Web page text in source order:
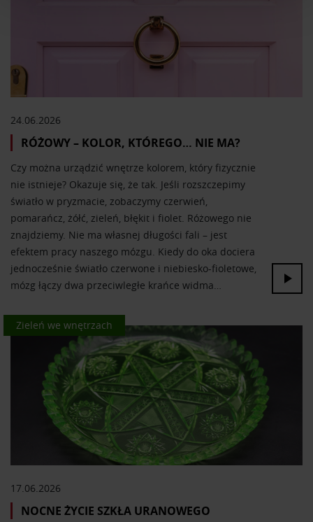
i reklam, aby oferować funkcje społecznościowe i
analizować ruch w naszej witrynie. Informacje o tym, jak
korzystasz z naszej witryny, udostępniamy partnerom
społecznościowym, reklamowym i analitycznym.
Partnerzy mogą połączyć te informacje z innymi danymi
otrzymanymi od Ciebie lub uzyskanymi podczas
korzystania z ich usług.
24.06.2026
RÓŻOWY – KOLOR, KTÓREGO… NIE MA?
Czy można urządzić wnętrze kolorem, który fizycznie
nie istnieje? Okazuje się, że tak. Jeśli rozszczepimy
światło w pryzmacie, zobaczymy czerwień,
pomarańcz, żółć, zieleń, błękit i fiolet. Różowego nie
znajdziemy. Nie ma własnej długości fali – jest
efektem pracy naszego mózgu. Kiedy do oka dociera
jednocześnie światło czerwone i niebiesko-fioletowe,
mózg łączy dwa przeciwległe krańce widma…
Kolor we wnętrzach
Zieleń we wnętrzach
17.06.2026
NOCNE ŻYCIE SZKŁA URANOWEGO